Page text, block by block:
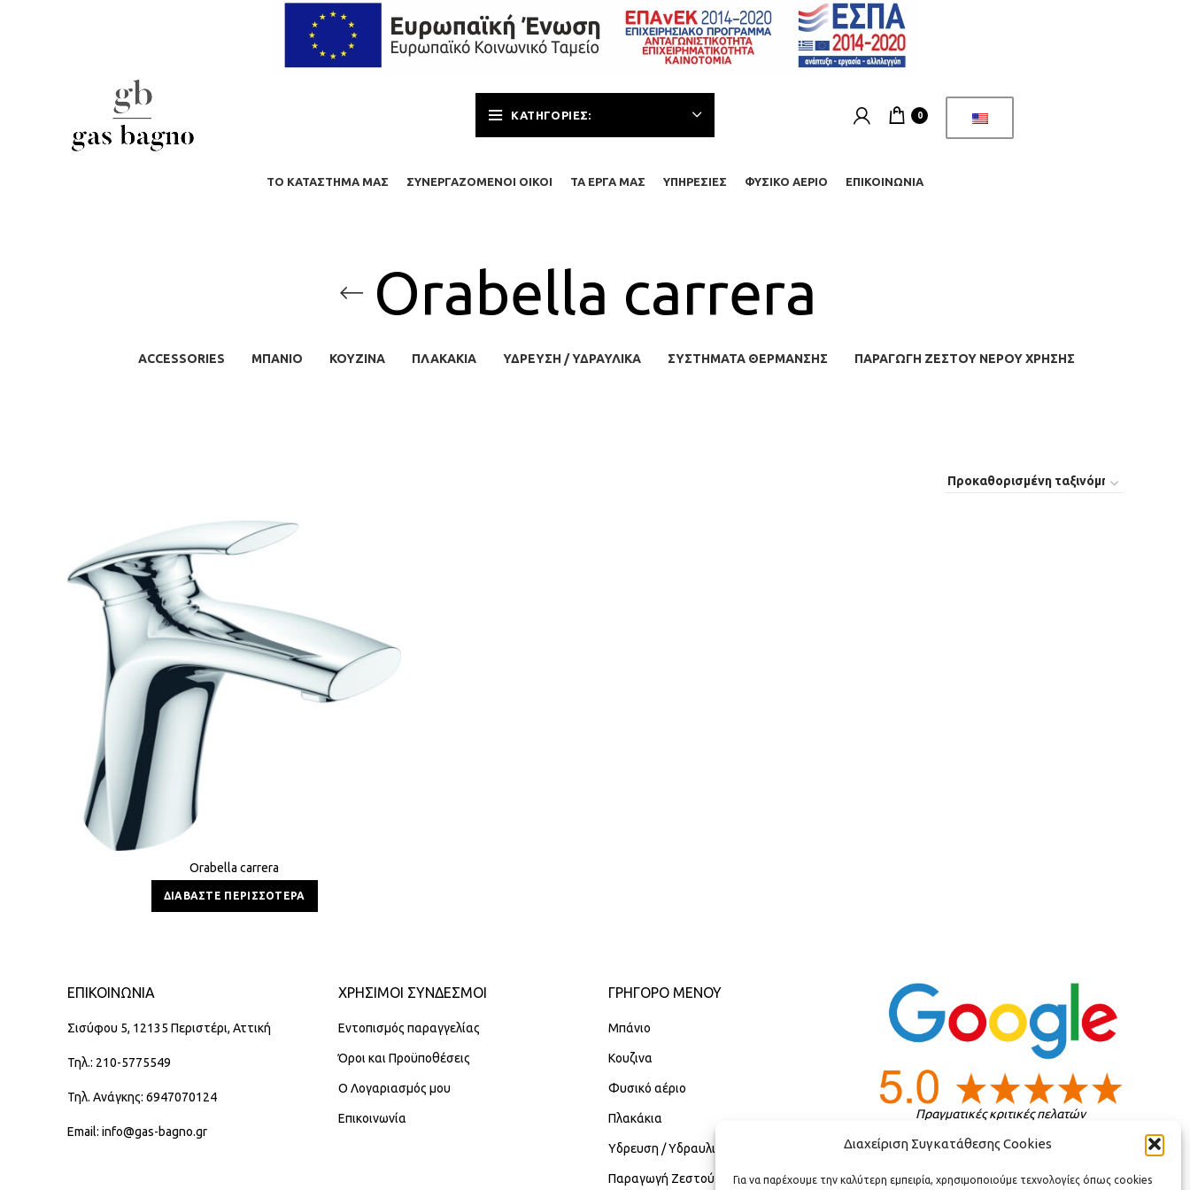
Διαχείριση Συγκατάθεσης Cookies
Για να παρέχουμε την καλύτερη εμπειρία, χρησιμοποιούμε τεχνολογίες όπως cookies
ΚΑΤΗΓΟΡΊΕΣ: 0
ΤΟ ΚΑΤΆΣΤΗΜΑ ΜΑΣ ΣΥΝΕΡΓΑΖΌΜΕΝΟΙ ΟΊΚΟΙ ΤΑ ΈΡΓΑ ΜΑΣ ΥΠΗΡΕΣΊΕΣ ΦΥΣΙΚΌ ΑΈΡΙΟ ΕΠΙΚΟΙΝΩΝΊΑ
Orabella carrera
ACCESSORIES ΜΠΆΝΙΟ ΚΟΥΖΙΝΑ ΠΛΑΚΆΚΙΑ ΥΔΡΕΥΣΗ / ΥΔΡΑΥΛΙΚΆ ΣΥΣΤΉΜΑΤΑ ΘΈΡΜΑΝΣΗΣ ΠΑΡΑΓΩΓΉ ΖΕΣΤΟΎ ΝΕΡΟΎ ΧΡΉΣΗΣ
Orabella carrera
ΔΙΑΒΆΣΤΕ ΠΕΡΙΣΣΌΤΕΡΑ
ΕΠΙΚΟΙΝΩΝΊΑ
Σισύφου 5, 12135 Περιστέρι, Αττική
Τηλ.: 210-5775549
Τηλ. Ανάγκης: 6947070124
Email: info@gas-bagno.gr
ΧΡΗΣΙΜΟΙ ΣΥΝΔΕΣΜΟΙ
Εντοπισμός παραγγελίας
Όροι και Προϋποθέσεις
Ο Λογαριασμός μου
Επικοινωνία
ΓΡΉΓΟΡΟ ΜΕΝΟΎ
Μπάνιο
Κουζινα
Φυσικό αέριο
Πλακάκια
Υδρευση / Υδραυλικά
Παραγωγή Ζεστού Νερού Χρήσης
Πραγματικές κριτικές πελατών